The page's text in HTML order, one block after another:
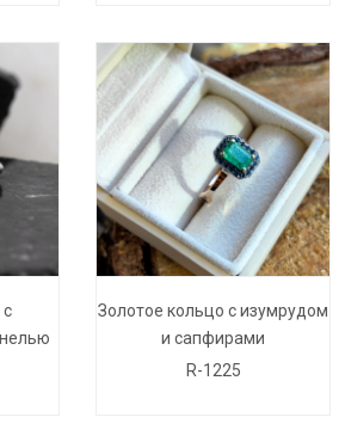
Золотое кольцо с изумрудом
и сапфирами
R-1225